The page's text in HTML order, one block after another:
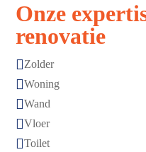
Onze
renovatie
Zolder
Woning
Wand
Vloer
Toilet